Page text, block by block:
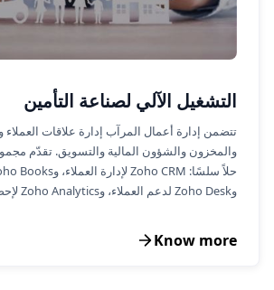
التشغيل الآلي لصناعة التأمين
تتضمن إدارة أعمال المرآب إدارة علاقات
وZoho Desk لدعم العملاء، وZoho Analytics لإحصاءات الأعمال.
Know more